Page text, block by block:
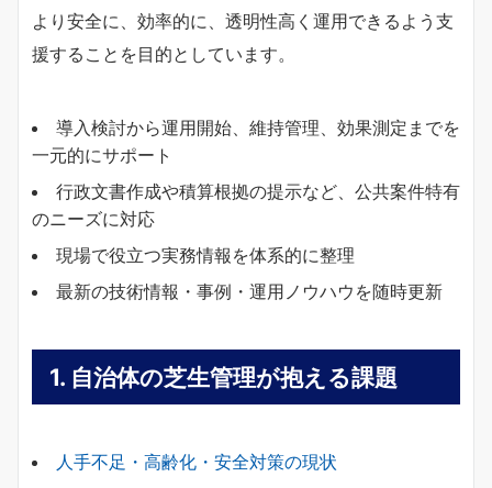
より安全に、効率的に、透明性高く運用できるよう支
援することを目的としています。
導入検討から運用開始、維持管理、効果測定までを
一元的にサポート
行政文書作成や積算根拠の提示など、公共案件特有
のニーズに対応
現場で役立つ実務情報を体系的に整理
最新の技術情報・事例・運用ノウハウを随時更新
1. 自治体の芝生管理が抱える課題
人手不足・高齢化・安全対策の現状